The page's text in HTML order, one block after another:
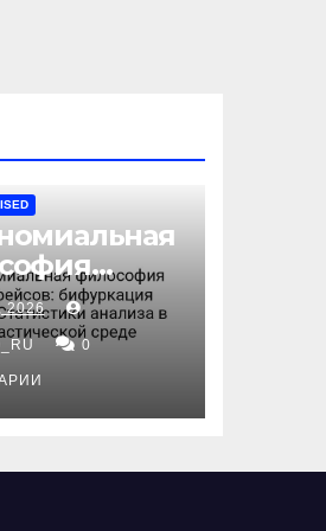
в
2026
0